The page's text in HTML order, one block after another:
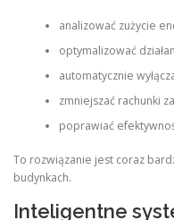
analizować zużycie
optymalizować
automatycznie
zmniejszać rachunki
poprawiać
To rozwiązanie jest coraz
budynkach.
Inteligentne